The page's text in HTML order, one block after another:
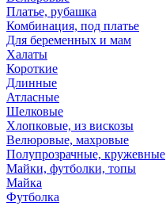
Платье, рубашка
Комбинация, под платье
Для беременных и мам
Халаты
Короткие
Длинные
Атласные
Шелковые
Хлопковые, из вискозы
Велюровые, махровые
Полупрозрачные, кружевные
Майки, футболки, топы
Майка
Футболка